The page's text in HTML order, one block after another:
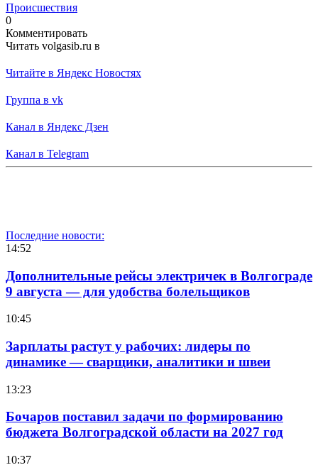
Происшествия
0
Комментировать
Читать volgasib.ru в
Читайте в Яндекс Новостях
Группа в vk
Канал в Яндекс Дзен
Канал в Telegram
Последние новости:
14:52
Дополнительные рейсы электричек в Волгограде
9 августа — для удобства болельщиков
10:45
Зарплаты растут у рабочих: лидеры по
динамике — сварщики, аналитики и швеи
13:23
Бочаров поставил задачи по формированию
бюджета Волгоградской области на 2027 год
10:37